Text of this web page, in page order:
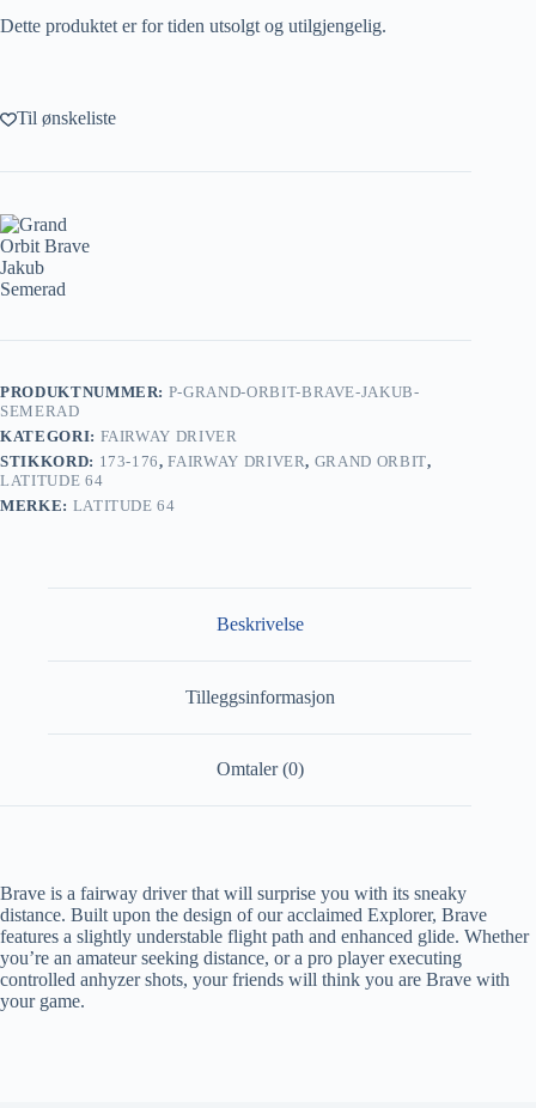
Dette produktet er for tiden utsolgt og utilgjengelig.
Til ønskeliste
PRODUKTNUMMER: P-GRAND-ORBIT-BRAVE-JAKUB-
SEMERAD
KATEGORI: FAIRWAY DRIVER
STIKKORD: 173-176,FAIRWAY DRIVER, GRAND ORBIT,
LATITUDE 64
MERKE: LATITUDE 64
Beskrivelse
Tilleggsinformasjon
Omtaler (0)
Brave is a fairway driver that will surprise you with its sneaky
distance. Built upon the design of our acclaimed Explorer, Brave
features a slightly understable flight path and enhanced glide. Whether
you’re an amateur seeking distance, or a pro player executing
controlled anhyzer shots, your friends will think you are Brave with
your game.